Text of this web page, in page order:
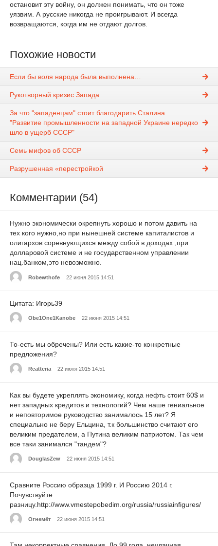
остановит эту войну, он должен понимать, что он тоже
уязвим. А русские никогда не проигрывают. И всегда
возвращаются, когда им не отдают долгов.
Похожие новости
Если бы воля народа была выполнена…
Рукотворный кризис Запада
За что "западенцам" стоит благодарить Сталина.
"Развитие промышленности на западной Украине нередко
шло в ущерб СССР"
Семь мифов об СССР
Разрушенная «перестройкой
Комментарии (54)
Нужно экономически окрепнуть хорошо и потом давить на
тех кого нужно,но при нынешней системе капиталистов и
олигархов соревнующихся между собой в доходах ,при
долларовой системе и не государственном управлении
нац.банком,это невозможно.
Robewthofe 22 июня 2015 14:51
Цитата: Игорь39
Obe1One1Kanobe 22 июня 2015 14:51
То-есть мы обречены? Или есть какие-то конкретные
предложения?
Reatteria 22 июня 2015 14:51
Как вы будете укреплять экономику, когда нефть стоит 60$ и
нет западных кредитов и технологий? Чем наше гениальное
и неповторимое руководство занималось 15 лет? Я
специально не беру Ельцина, т.к большинство считают его
великим предателем, а Путина великим патриотом. Так чем
все таки занимался "тандем"?
DouglasZew 22 июня 2015 14:51
Сравните Россию образца 1999 г. И Россию 2014 г.
Почувствуйте
разницу.http://www.vmestepobedim.org/russia/russiainfigures/
Огнемёт 22 июня 2015 14:51